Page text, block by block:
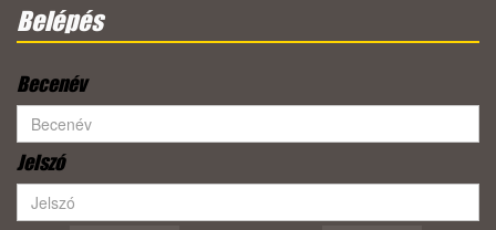
Belépés
Becenév
Jelszó